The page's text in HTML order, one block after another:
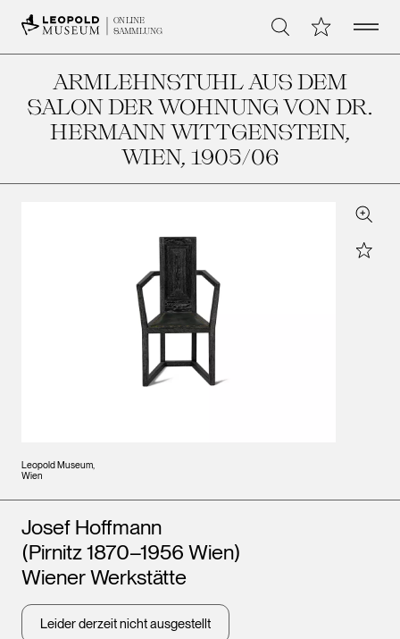
ONLINE
SAMMLUNG
Suche Meine Open
ARMLEHNSTUHL AUS DEM
SALON DER WOHNUNG VON DR.
HERMANN WITTGENSTEIN,
WIEN, 1905/06
Leopold Museum,
Wien
Zoom
Star
Künstler*innen
Josef Hoffmann
(Pirnitz 1870–1956 Wien)
Wiener Werkstätte
Leider derzeit nicht ausgestellt